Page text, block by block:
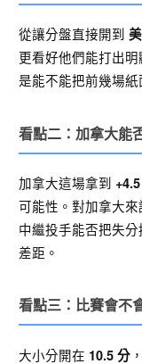
從讓分盤直接開到
更看好他們能打出
是能不能把前幾場
看點二：加拿大能
加拿大這場拿到+4.5
可能性。對加拿大
中繼投手能否把失
差距。
看點三：比賽會不
大小分開在 10.5 分